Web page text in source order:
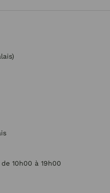
10h00 à 19h00